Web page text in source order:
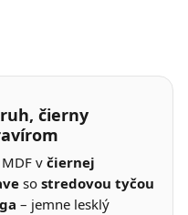
čierny
v čiernej
so stredovou tyčou
– jemne lesklý